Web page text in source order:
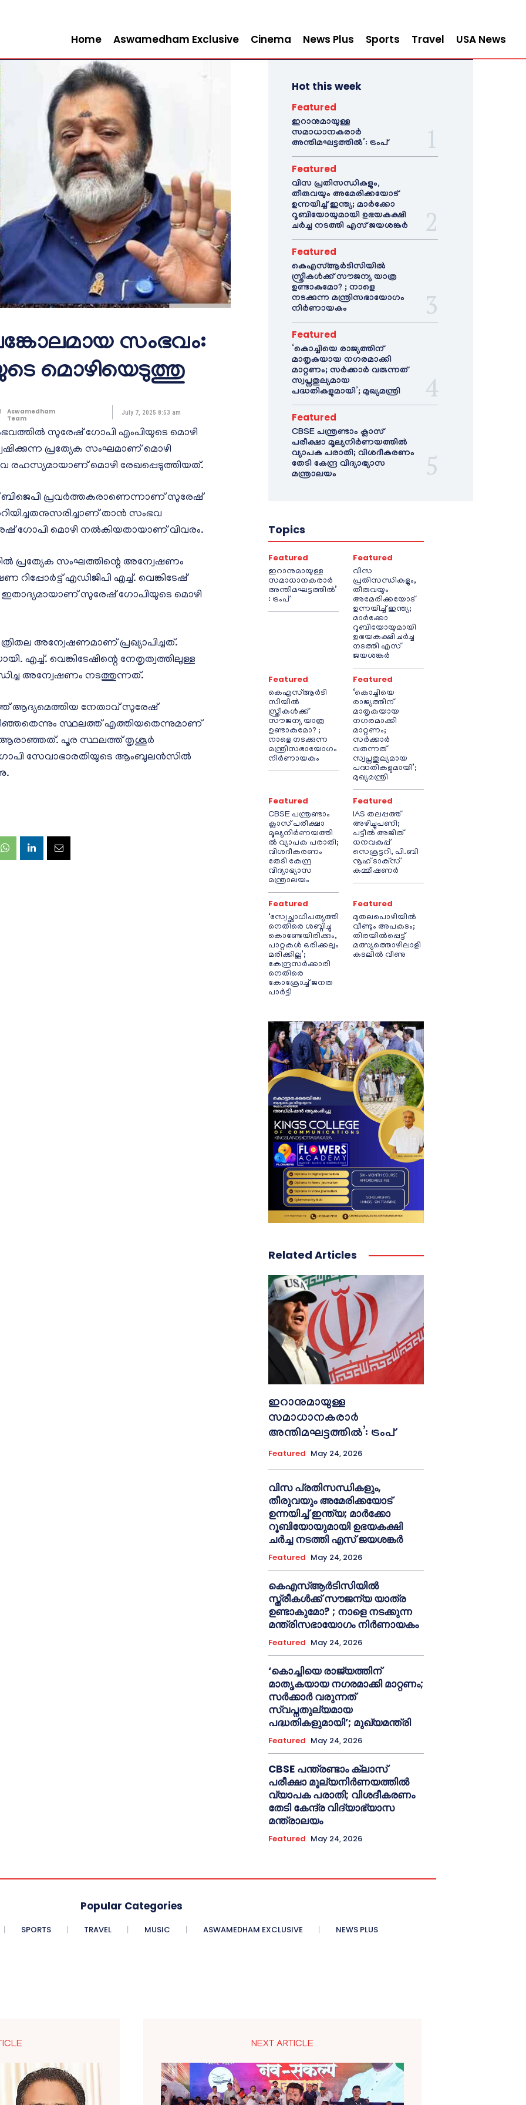
Home Aswamedham Exclusive Cinema News Plus Sports Travel USA News
സംഭവം:
മൊഴിയെടുത്തു
Aswamedham
Team
July 7, 2025 8:53 am
സുരേഷ് ഗോപി എംപിയുടെ മൊഴി
പ്രത്യേക സംഘമാണ് മൊഴി
മൊഴി രേഖപ്പെടുത്തിയത്.
ബിജെപി പ്രവര്‍ത്തകരാണെന്നാണ് സുരേഷ്
താന്‍ സംഭവ
ഗോപി മൊഴി നല്‍കിയതായാണ് വിവരം.
പ്രത്യേക സംഘത്തിന്റെ അന്വേഷണം
എഡിജിപി എച്ച്. വെങ്കിടേഷ്
സുരേഷ് ഗോപിയുടെ മൊഴി
അന്വേഷണമാണ് പ്രഖ്യാപിച്ചത്.
എച്ച്. വെങ്കിടേഷിന്റെ നേതൃത്വത്തിലുള്ള
അന്വേഷണം നടത്തുന്നത്.
ആദ്യമെത്തിയ നേതാവ് സുരേഷ്
സ്ഥലത്ത് എത്തിയതെന്നുമാണ്
ആരാഞ്ഞത്. പൂര സ്ഥലത്ത് തൃശൂര്‍
സേവാഭാരതിയുടെ ആംബുലന്‍സില്‍
Hot this week
Featured
ഇറാനുമായുള്ള
സമാധാനകരാർ
അന്തിമഘട്ടത്തിൽ‌’: ട്രംപ്
Featured
വിസ പ്രതിസന്ധികളും,
തീരുവയും അമേരിക്കയോട്
ഉന്നയിച്ച് ഇന്ത്യ; മാർക്കോ
റൂബിയോയുമായി ഉഭയകക്ഷി
ചർച്ച നടത്തി എസ് ജയശങ്കർ
Featured
കെഎസ്ആർടിസിയിൽ
സ്ത്രീകൾക്ക് സൗജന്യ യാത്ര
ഉണ്ടാകുമോ? ; നാളെ
നടക്കുന്ന മന്ത്രിസഭായോഗം
നിർണായകം
Featured
‘കൊച്ചിയെ രാജ്യത്തിന്
മാതൃകയായ നഗരമാക്കി
മാറ്റണം; സർക്കാർ വരുന്നത്
സ്വപ്നതുല്യമായ
പദ്ധതികളുമായി’; മുഖ്യമന്ത്രി
Featured
CBSE പന്ത്രണ്ടാം ക്ലാസ്
പരീക്ഷാ മൂല്യനിർണയത്തിൽ
വ്യാപക പരാതി; വിശദീകരണം
തേടി കേന്ദ്ര വിദ്യാഭ്യാസ
മന്ത്രാലയം
Topics
Featured
ഇറാനുമായുള്ള
സമാധാനകരാർ
അന്തിമഘട്ടത്തിൽ‌’
: ട്രംപ്
Featured
വിസ
പ്രതിസന്ധികളും,
തീരുവയും
അമേരിക്കയോട്
ഉന്നയിച്ച് ഇന്ത്യ;
മാർക്കോ
റൂബിയോയുമായി
ഉഭയകക്ഷി ചർച്ച
നടത്തി എസ്
ജയശങ്കർ
Featured
കെഎസ്ആർടി
സിയിൽ
സ്ത്രീകൾക്ക്
സൗജന്യ യാത്ര
ഉണ്ടാകുമോ? ;
നാളെ നടക്കുന്ന
മന്ത്രിസഭായോഗം
നിർണായകം
Featured
‘കൊച്ചിയെ
രാജ്യത്തിന്
മാതൃകയായ
നഗരമാക്കി
മാറ്റണം;
സർക്കാർ
വരുന്നത്
സ്വപ്നതുല്യമായ
പദ്ധതികളുമായി’;
മുഖ്യമന്ത്രി
Featured
CBSE പന്ത്രണ്ടാം
ക്ലാസ് പരീക്ഷാ
മൂല്യനിർണയത്തി
ൽ വ്യാപക പരാതി;
വിശദീകരണം
തേടി കേന്ദ്ര
വിദ്യാഭ്യാസ
മന്ത്രാലയം
Featured
IAS തലപ്പത്ത്
അഴിച്ചുപണി;
പട്ടീല്‍ അജിത്
ധനവകുപ്പ്
സെക്രട്ടറി, പി.ബി
നൂഹ് ടാക്‌സ്
കമ്മീഷണര്‍
Featured
‘സ്വേച്ഛാധിപത്യത്തി
നെതിരെ ശബ്ദിച്ചു
കൊണ്ടേയിരിക്കും,
പാറ്റകൾ ഒരിക്കലും
മരിക്കില്ല’;
കേന്ദ്രസർക്കാരി
നെതിരെ
കോക്രോച്ച് ജനത
പാർട്ടി
Featured
മുതലപൊഴിയിൽ
വീണ്ടും അപകടം;
തിരയിൽപ്പെട്ട്
മത്സ്യത്തൊഴിലാളി
കടലിൽ വീണു
Related Articles
ഇറാനുമായുള്ള
സമാധാനകരാർ
അന്തിമഘട്ടത്തിൽ‌’: ട്രംപ്
Featured May 24, 2026
വിസ പ്രതിസന്ധികളും,
തീരുവയും അമേരിക്കയോട്
ഉന്നയിച്ച് ഇന്ത്യ; മാർക്കോ
റൂബിയോയുമായി ഉഭയകക്ഷി
ചർച്ച നടത്തി എസ് ജയശങ്കർ
Featured May 24, 2026
കെഎസ്ആർടിസിയിൽ
സ്ത്രീകൾക്ക് സൗജന്യ യാത്ര
ഉണ്ടാകുമോ? ; നാളെ നടക്കുന്ന
മന്ത്രിസഭായോഗം നിർണായകം
Featured May 24, 2026
‘കൊച്ചിയെ രാജ്യത്തിന്
മാതൃകയായ നഗരമാക്കി മാറ്റണം;
സർക്കാർ വരുന്നത്
സ്വപ്നതുല്യമായ
പദ്ധതികളുമായി’; മുഖ്യമന്ത്രി
Featured May 24, 2026
CBSE പന്ത്രണ്ടാം ക്ലാസ്
പരീക്ഷാ മൂല്യനിർണയത്തിൽ
വ്യാപക പരാതി; വിശദീകരണം
തേടി കേന്ദ്ര വിദ്യാഭ്യാസ
മന്ത്രാലയം
Featured May 24, 2026
Popular Categories
SPORTS TRAVEL MUSIC ASWAMEDHAM EXCLUSIVE NEWS PLUS
NEXT ARTICLE